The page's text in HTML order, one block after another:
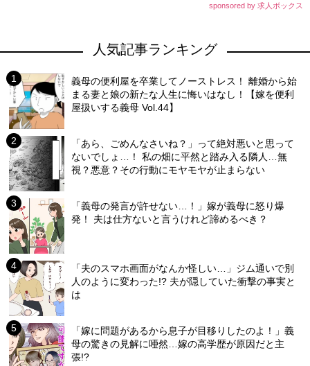
sponsored by 求人ボックス
人気記事ランキング
義母の便利屋を卒業してノーストレス！ 離婚から始
まる妻と娘の新たな人生に悔いはなし！【嫁を便利
屋扱いする義母 Vol.44】
「あら、ごめんなさいね？」って絶対悪いと思って
ないでしょ…！ 私の畑に平然と踏み入る隣人…無
視？悪意？その行動にモヤモヤが止まらない
「義母の発言が許せない…！」嫁が義母に怒り爆
発！ 夫は仕方ないと言うけれど諦めるべき？
「夫のスマホ画面がなんか怪しい…」ジム通いで別
人のように変わった!? 夫が隠していた衝撃の事実と
は
「嫁に問題があるから息子が目移りしたのよ！」義
母の驚きの見解に唖然…嫁の高学歴が原因だと主
張!?